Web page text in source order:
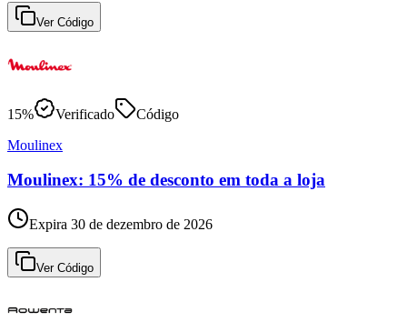
Ver Código
15% Verificado
Código
Moulinex
Moulinex: 15% de desconto em toda a loja
Expira 30 de dezembro de 2026
Ver Código